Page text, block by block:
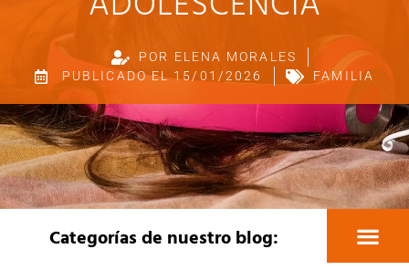
POR
ELENA MORALES
PUBLICADO EL 15/01/2026 FAMILIA
Categorías de nuestro blog: